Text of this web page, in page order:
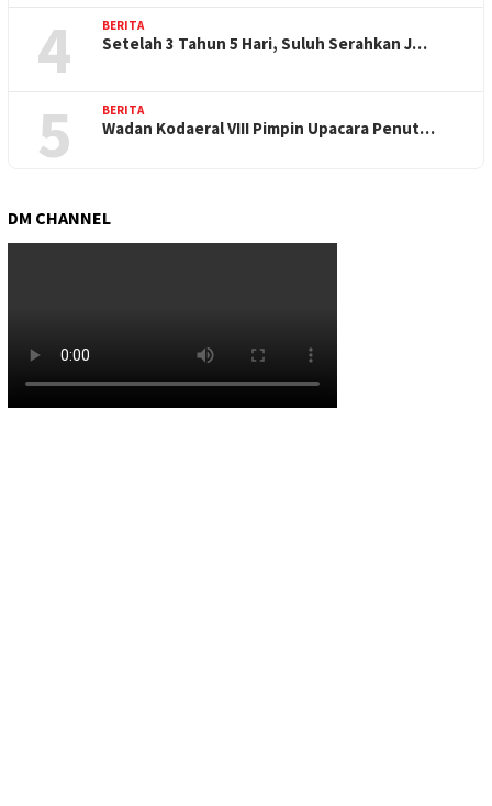
4
BERITA
Setelah 3 Tahun 5 Hari, Suluh Serahkan J…
5 BERITA
Wadan Kodaeral VIII Pimpin Upacara Penut…
DM CHANNEL